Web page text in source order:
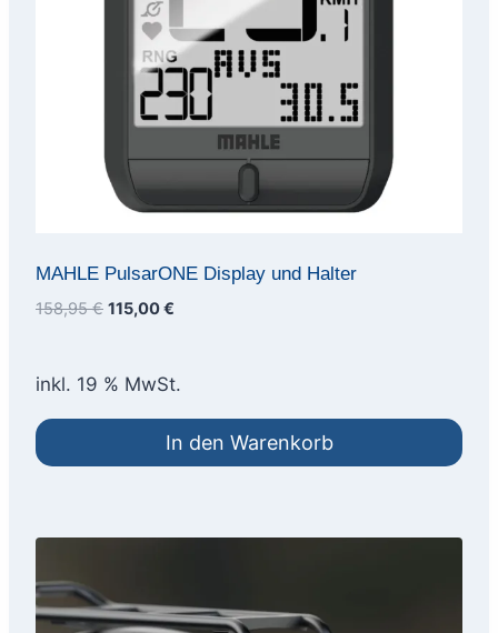
MAHLE PulsarONE Display und Halter
158,95€ Ursprünglicher
158,95 €
115,00€
115,00 €.
inkl. 19 % MwSt.
In den Warenkorb